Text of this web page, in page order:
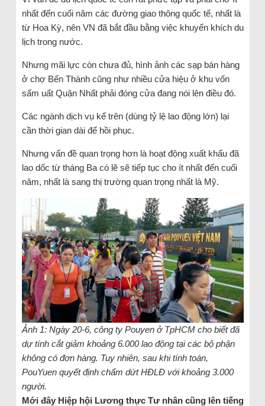
nhất đến cuối năm các đường giao thông quốc tế, nhất là
từ Hoa Kỳ, nên VN đã bắt đầu bằng việc khuyến khích du
lịch trong nước.
Nhưng mãi lực còn chưa đủ, hình ảnh các sạp bán hàng
ở chợ Bến Thành cũng như nhiều cửa hiệu ở khu vốn
sấm uất Quận Nhất phải đóng cửa đang nói lên điều đó.
Các ngành dịch vụ kể trên (dùng tỷ lệ lao động lớn) lại
cần thời gian dài để hồi phục.
Nhưng vấn đề quan trọng hơn là hoạt động xuất khẩu đã
lao dốc từ tháng Ba có lẽ sẽ tiếp tục cho ít nhất đến cuối
năm, nhất là sang thị trường quan trọng nhất là Mỹ.
Ảnh 1: Ngày 20-6, công ty Pouyen ở TpHCM cho biết đã
dự tính cắt giảm khoảng 6.000 lao động tại các bộ phận
không có đơn hàng. Tuy nhiên, sau khi tính toán,
PouYuen quyết định chấm dứt HĐLĐ với khoảng 3.000
người.
Mới đây Hiệp hội Lương thực Tư nhân cũng lên tiếng